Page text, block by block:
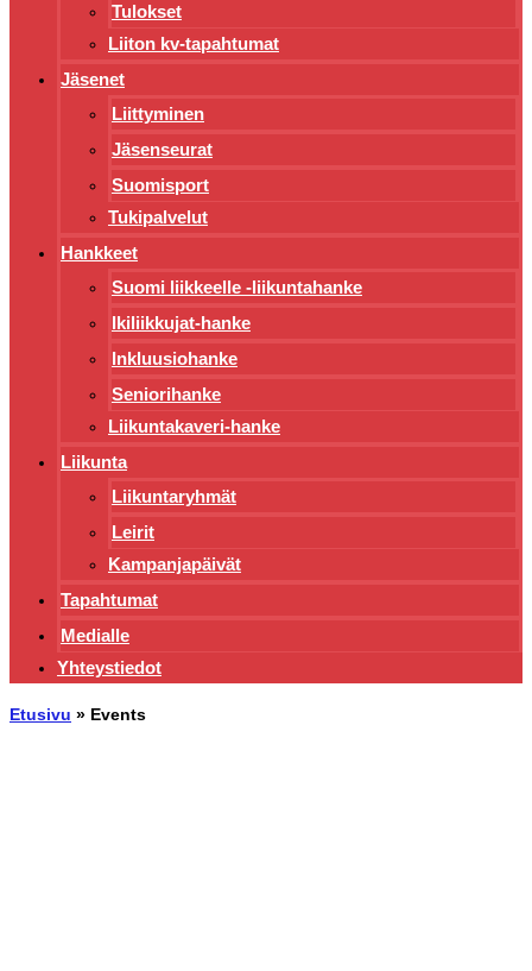
Tulokset
Liiton kv-tapahtumat
Jäsenet
Liittyminen
Jäsenseurat
Suomisport
Tukipalvelut
Hankkeet
Suomi liikkeelle -liikuntahanke
Ikiliikkujat-hanke
Inkluusiohanke
Seniorihanke
Liikuntakaveri-hanke
Liikunta
Liikuntaryhmät
Leirit
Kampanjapäivät
Tapahtumat
Medialle
Yhteystiedot
Etusivu » Events